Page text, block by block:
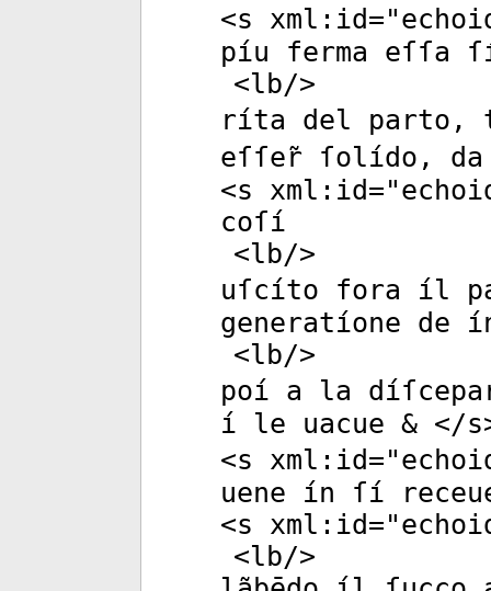
<s xml:id="
píu ferma eſſa
<lb/>
ríta del parto,
eſſer̃ ſolído,
<s xml:id="
coſí
<lb/>
uſcíto fora íl
generatíone de
<lb/>
poí a la
í le uacue & </s
<s xml:id="
uene ín ſí
<s xml:id="
<lb/>